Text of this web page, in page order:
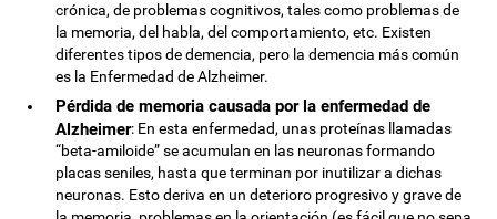
crónica, de problemas cognitivos, tales como problemas de
la memoria, del habla, del comportamiento, etc. Existen
diferentes tipos de demencia, pero la demencia más común
es la Enfermedad de Alzheimer.
Pérdida de memoria causada por la enfermedad de
Alzheimer: En esta enfermedad, unas proteínas llamadas
“beta-amiloide” se acumulan en las neuronas formando
placas seniles, hasta que terminan por inutilizar a dichas
neuronas. Esto deriva en un deterioro progresivo y grave de